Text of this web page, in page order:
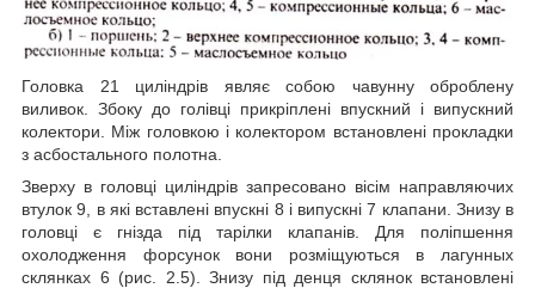
Головка 21 циліндрів являє собою чавунну оброблену
виливок. Збоку до голівці прикріплені впускний і випускний
колектори. Між головкою і колектором встановлені прокладки
з асбостального полотна.
Зверху в головці циліндрів запресовано вісім направляючих
втулок 9, в які вставлені впускні 8 і випускні 7 клапани. Знизу в
головці є гнізда під тарілки клапанів. Для поліпшення
охолодження форсунок вони розміщуються в лагунных
склянках 6 (рис. 2.5). Знизу під денця склянок встановлені